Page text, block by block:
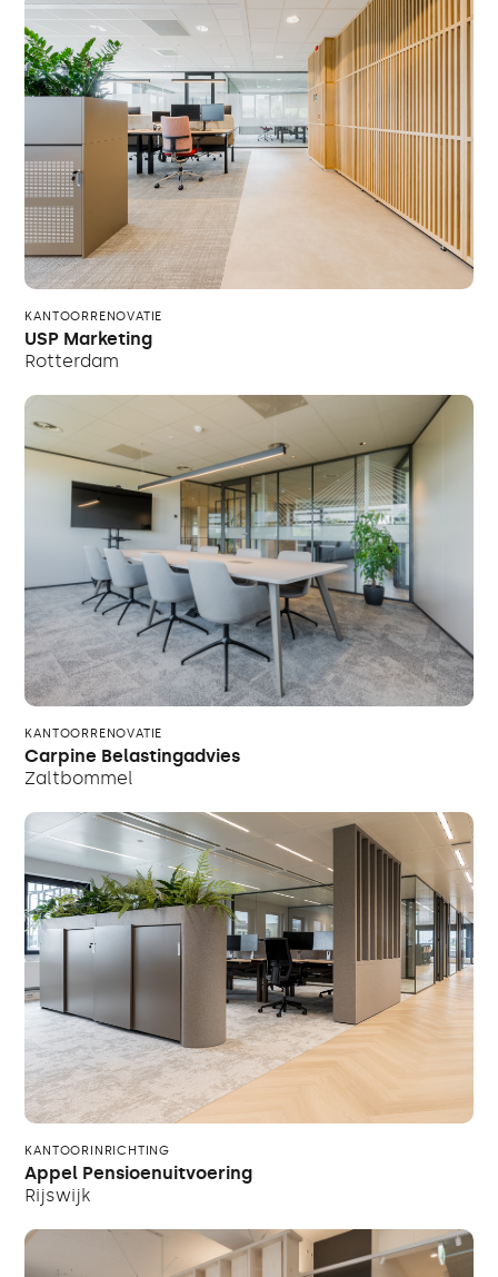
KANTOORRENOVATIE
USP Marketing
Rotterdam
KANTOORRENOVATIE
Carpine Belastingadvies
Zaltbommel
KANTOORINRICHTING
Appel Pensioenuitvoering
Rijswijk